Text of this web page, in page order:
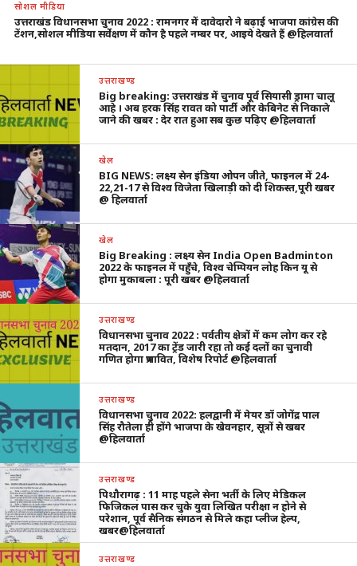
सोशल मीडिया
उत्तराखंड विधानसभा चुनाव 2022 : रामनगर में दावेदारो ने बढ़ाई भाजपा कांग्रेस की
टेंशन,सोशल मीडिया सर्वेक्षण में कौन है पहले नम्बर पर, आइये देखते हैं @हिलवार्ता
उत्तराखण्ड
Big breaking: उत्तराखंड में चुनाव पूर्व सियासी ड्रामा चालू
आहे । अब हरक सिंह रावत को पार्टी और केबिनेट से निकाले
जाने की खबर : देर रात हुआ सब कुछ पढ़िए @हिलवार्ता
खेल
BIG NEWS: लक्ष्य सेन इंडिया ओपन जीते, फाइनल में 24-
22,21-17 से विश्व विजेता खिलाड़ी को दी शिकस्त,पूरी खबर
@ हिलवार्ता
खेल
Big Breaking : लक्ष्य सेन India Open Badminton
2022 के फाइनल में पहुँचे, विश्व चेम्पियन लोह किन यू से
होगा मुकाबला : पूरी खबर @हिलवार्ता
उत्तराखण्ड
विधानसभा चुनाव 2022 : पर्वतीय क्षेत्रों में कम लोग कर रहे
मतदान, 2017 का ट्रेंड जारी रहा तो कई दलों का चुनावी
गणित होगा प्रभावित, विशेष रिपोर्ट @हिलवार्ता
उत्तराखण्ड
विधानसभा चुनाव 2022: हलद्वानी में मेयर डॉ जोगेंद्र पाल
सिंह रौतेला ही होंगे भाजपा के खेवनहार, सूत्रों से खबर
@हिलवार्ता
उत्तराखण्ड
पिथौरागढ़ : 11 माह पहले सेना भर्ती के लिए मेडिकल
फिजिकल पास कर चुके युवा लिखित परीक्षा न होने से
परेशान, पूर्व सैनिक संगठन से मिले कहा प्लीज हेल्प,
खबर@हिलवार्ता
उत्तराखण्ड